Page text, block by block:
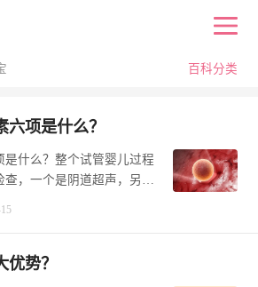
百科分类
项是什么？
是什么？整个试管婴儿过程
查，一个是阴道超声，另一
殖激素六项了。有些患者
势？